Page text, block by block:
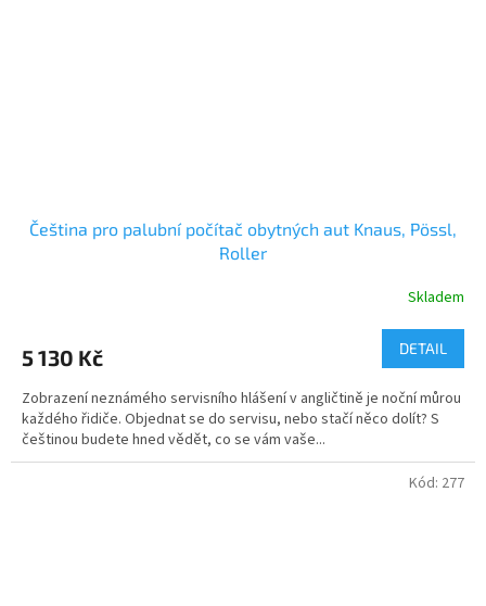
Čeština pro palubní počítač obytných aut Knaus, Pössl,
Roller
Skladem
5 130 Kč DETAIL
Zobrazení neznámého servisního hlášení v angličtině je noční můrou
každého řidiče. Objednat se do servisu, nebo stačí něco dolít? S
češtinou budete hned vědět, co se vám vaše...
Kód: 277